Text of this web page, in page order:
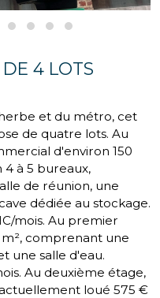
4 LOTS
et du métro, cet
de quatre lots. Au
d'environ 150
à 5 bureaux,
de réunion, une
dédiée au stockage.
mois. Au premier
comprenant une
une salle d'eau.
Au deuxième étage,
loué 575 €